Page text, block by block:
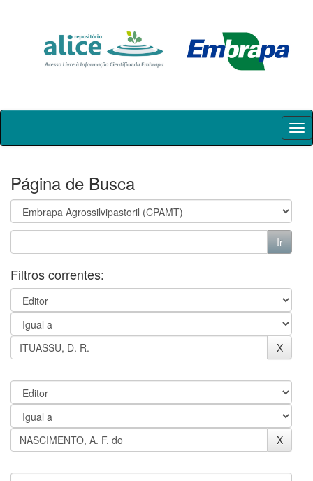
Skip
Página de Busca
Filtros correntes: